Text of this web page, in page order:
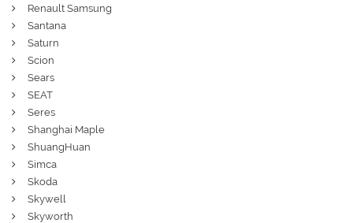
Renault Samsung
Santana
Saturn
Scion
Sears
SEAT
Seres
Shanghai Maple
ShuangHuan
Simca
Skoda
Skywell
Skyworth